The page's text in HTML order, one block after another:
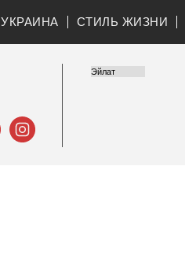
УКРАИНА СТИЛЬ ЖИЗНИ